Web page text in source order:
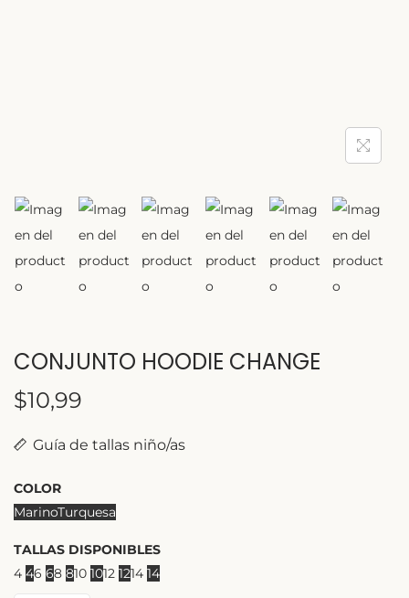
CONJUNTO HOODIE CHANGE
$10,99
Guía de tallas niño/as
COLOR
MarinoTurquesa
TALLAS DISPONIBLES
4 46 68 810 1012 1214 14